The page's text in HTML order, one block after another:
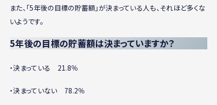
また、「5年後の目標の貯蓄額」が決まっている人も、それほど多くな
いようです。
5年後の目標の貯蓄額は決まっていますか？
・決まっている 21.8％
・決まっていない 78.2％